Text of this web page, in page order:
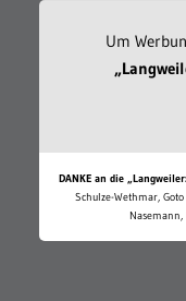
Um
DANKE an die
Schulze-Wethmar,
Nasemann,